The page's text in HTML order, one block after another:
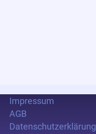
Impressum
AGB
Datenschutzerklärung